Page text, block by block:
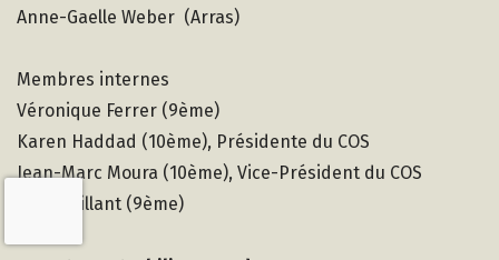
Anne-Gaelle Weber (Arras)
Membres internes
Véronique Ferrer (9ème)
Karen Haddad (10ème), Présidente du COS
Jean-Marc Moura (10ème), Vice-Président du COS
Alain Vaillant (9ème)